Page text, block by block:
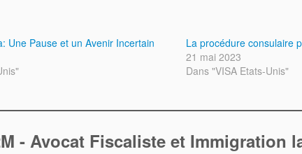
Une Pause et un Avenir Incertain
La procédure consulaire
21 mai 2023
Dans "VISA Etats-Unis"
- Avocat Fiscaliste et Immigration